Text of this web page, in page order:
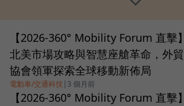
【2026-360° Mobility Forum 直擊】
北美市場攻略與智慧座艙革命，外貿
協會領軍探索全球移動新佈局
電動車/交通科技 | 3 個月前
【2026-360° Mobility Forum 直擊】